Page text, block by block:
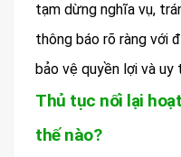
tạm dừng nghĩa vụ,
thông báo rõ ràng với
bảo vệ quyền lợi và uy
Thủ tục nối lại
thế nào?